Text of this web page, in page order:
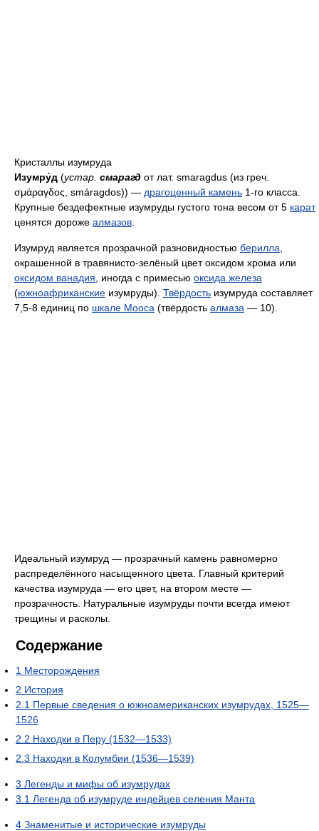
Кристаллы изумруда
Изумру́д (устар. смарагд от лат. smaragdus (из греч.
σμάραγδος, smáragdos)) — драгоценный камень 1-го класса.
Крупные бездефектные изумруды густого тона весом от 5 карат
ценятся дороже алмазов
Изумруд является прозрачной разновидностью берилла
окрашенной в травянисто-зелёный цвет оксидом хрома или
оксидом ванадия , иногда с примесью оксида железа
(южноафриканские изумруды). Твёрдость изумруда составляет
7,5-8 единиц по шкале Мооса (твёрдость алмаза — 10).
Идеальный изумруд — прозрачный камень равномерно
распределённого насыщенного цвета. Главный критерий
качества изумруда — его цвет, на втором месте —
прозрачность. Натуральные изумруды почти всегда имеют
трещины и расколы.
Содержание
1 Месторождения
2 История
2.1 Первые сведения о южноамериканских изумрудах, 1525—
1526
2.2 Находки в Перу (1532—1533)
2.3 Находки в Колумбии (1536—1539)
3 Легенды и мифы об изумрудах
3.1 Легенда об изумруде индейцев селения Манта
4 Знаменитые и исторические изумруды